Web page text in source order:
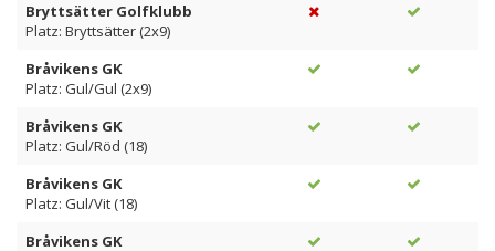
Bryttsätter Golfklubb
Platz: Bryttsätter (2x9)
Bråvikens GK
Platz: Gul/Gul (2x9)
Bråvikens GK
Platz: Gul/Röd (18)
Bråvikens GK
Platz: Gul/Vit (18)
Bråvikens GK